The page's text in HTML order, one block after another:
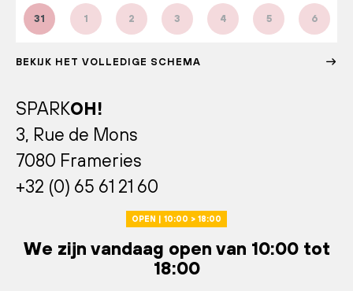
31 1 2 3 4 5 6
BEKIJK HET VOLLEDIGE SCHEMA
SPARKOH!
3, Rue de Mons
7080 Frameries
+32 (0) 65 61 21 60
OPEN | 10:00 > 18:00
We zijn vandaag open van 10:00 tot
18:00